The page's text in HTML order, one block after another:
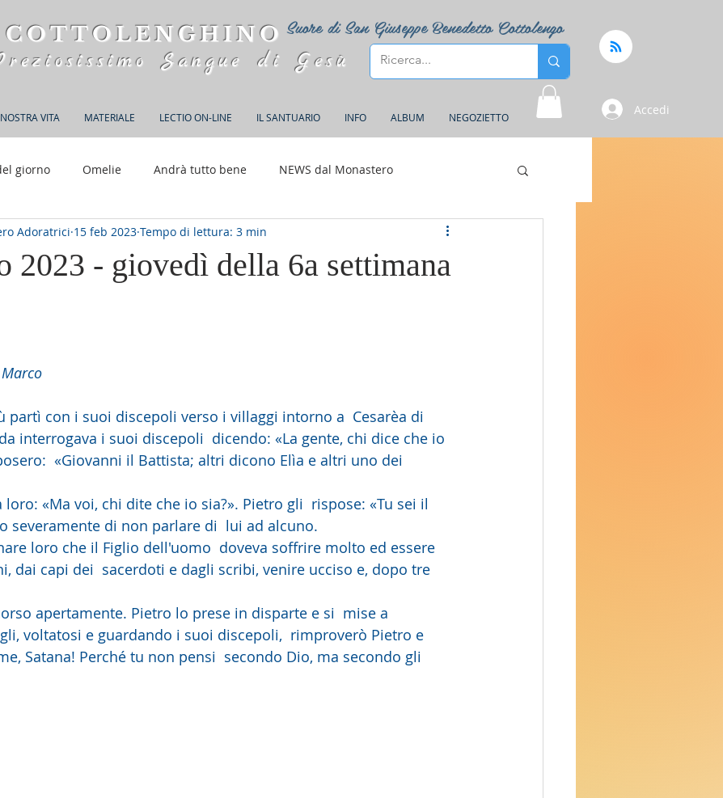
Suore di San Giuseppe Benedetto Cottolengo
Sangue di Gesù
VITA MATERIALE LECTIO ON-LINE IL SANTUARIO INFO ALBUM NEGOZIETTO
Accedi
giorno Omelie Andrà tutto bene NEWS dal Monastero
anni di Adorazione
2023 - giovedì della 6a settimana
Adoratrici 15 feb 2023 Tempo di lettura: 3 min
su 5.
partì con i suoi discepoli verso i villaggi intorno a  Cesarèa di
interrogava i suoi discepoli  dicendo: «La gente, chi dice che io
«Giovanni il Battista; altri dicono Elìa e altri uno dei
severamente di non parlare di  lui ad alcuno.
dai capi dei  sacerdoti e dagli scribi, venire ucciso e, dopo tre
voltatosi e guardando i suoi discepoli,  rimproverò Pietro e
Satana! Perché tu non pensi  secondo Dio, ma secondo gli